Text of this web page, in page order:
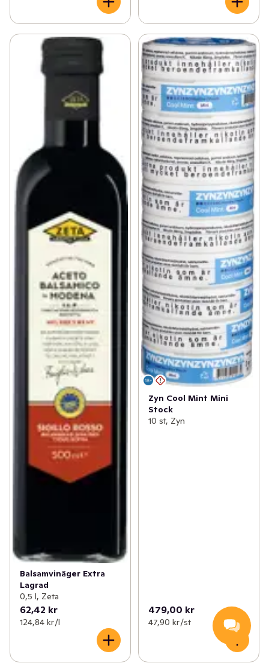
Balsamvinäger Extra
Lagrad
0,5 l, Zeta
62,42 kr
124,84 kr /l
Zyn Cool Mint Mini
Stock
10 st, Zyn
479,00 kr
47,90 kr /st